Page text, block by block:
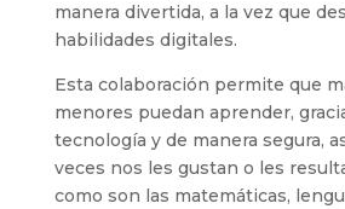
manera divertida, a la vez que
habilidades digitales.
Esta colaboración permite que
menores puedan aprender,
tecnología y de manera segura,
veces nos les gustan o les
como son las matemáticas,